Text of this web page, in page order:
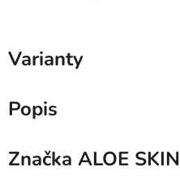
Varianty
Popis
Značka ALOE SKIN